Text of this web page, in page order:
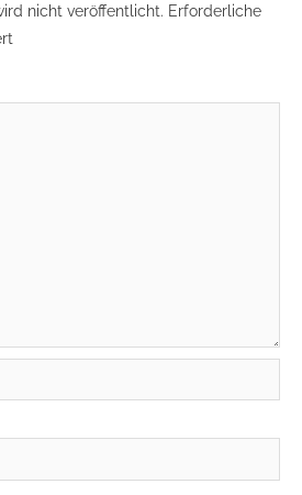
nicht veröffentlicht. Erforderliche